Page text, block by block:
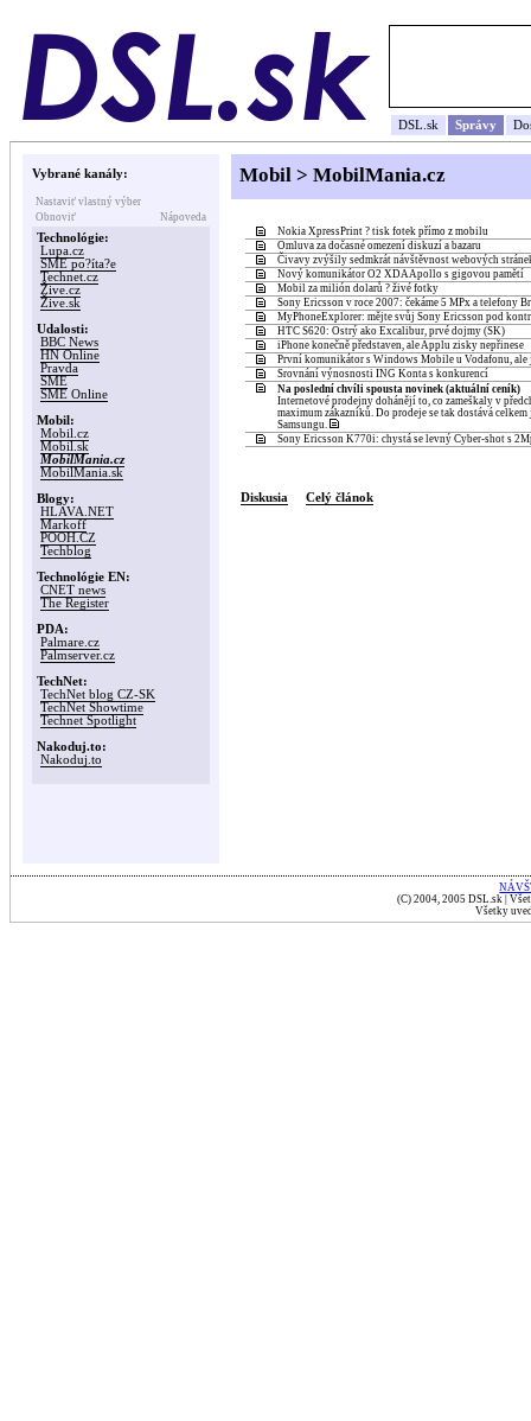
DSL.sk Správy
Vybrané kanály:
Nastaviť vlastný výber
Obnoviť
Nápoveda
Technológie:
Lupa.cz
SME po?íta?e
Technet.cz
Žive.cz
Žive.sk
Udalosti:
BBC News
HN Online
Pravda
SME
SME Online
Mobil:
Mobil.cz
Mobil.sk
MobilMania.cz
MobilMania.sk
Blogy:
HLAVA.NET
Markoff
POOH.CZ
Techblog
Technológie EN:
CNET news
The Register
PDA:
Palmare.cz
Palmserver.cz
TechNet:
TechNet blog CZ-SK
TechNet Showtime
Technet Spotlight
Nakoduj.to:
Nakoduj.to
Mobil > MobilMania.cz
Nokia XpressPrint ? tisk fotek přímo z mobilu
Omluva za dočasné omezení diskuzí a bazaru
Čivavy zvýšily sedmkrát návštěvnost webových
Nový komunikátor O2 XDA Apollo s gigovou pamětí
Mobil za milión dolarů ? živé fotky
Sony Ericsson v roce 2007: čekáme 5 MPx a telefony
MyPhoneExplorer: mějte svůj Sony Ericsson pod
HTC S620: Ostrý ako Excalibur, prvé dojmy (SK)
iPhone konečně představen, ale Applu zisky nepřinese
První komunikátor s Windows Mobile u Vodafonu, ale
Srovnání výnosnosti ING Konta s konkurencí
Na poslední chvíli spousta novinek (aktuální ceník)
Internetové prodejny dohánějí to, co zameškaly v
maximum zákazníků. Do prodeje se tak dostává
Samsungu.
Sony Ericsson K770i: chystá se levný Cyber-shot s
Diskusia Celý článok
(C) 2004, 2005 DSL.sk |
Všetky